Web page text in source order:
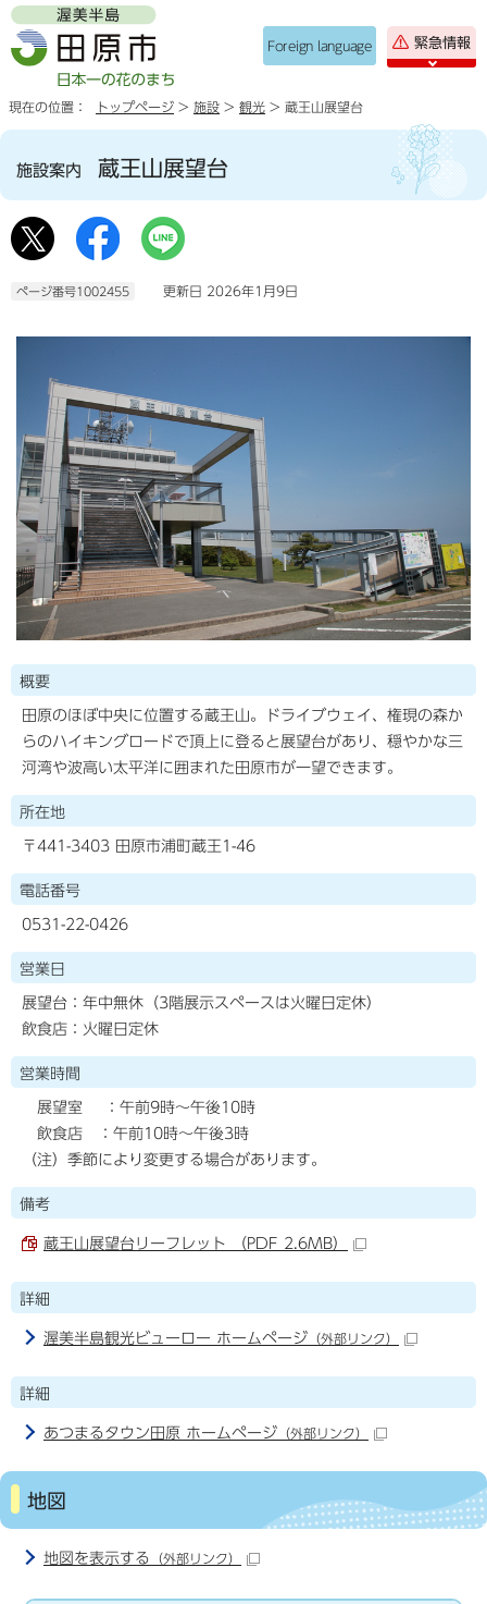
Foreign language 緊急情報
現在の位置： トップページ > 施設 > 観光 > 蔵王山展望台
施設案内 蔵王山展望台
ページ番号1002455 更新日 2026年1月9日
概要
田原のほぼ中央に位置する蔵王山。ドライブウェイ、権現の森か
らのハイキングロードで頂上に登ると展望台があり、穏やかな三
河湾や波高い太平洋に囲まれた田原市が一望できます。
所在地
〒441-3403 田原市浦町蔵王1-46
電話番号
0531-22-0426
営業日
展望台：年中無休（3階展示スペースは火曜日定休）
飲食店：火曜日定休
営業時間
展望室 ：午前9時～午後10時
飲食店 ：午前10時～午後3時
（注）季節により変更する場合があります。
備考
蔵王山展望台リーフレット （PDF 2.6MB）
詳細
渥美半島観光ビューロー ホームページ （外部リンク）
詳細
あつまるタウン田原 ホームページ （外部リンク）
地図
地図を表示する （外部リンク）